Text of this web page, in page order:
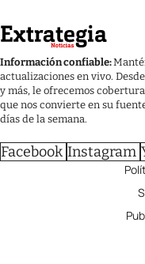
Información confiable:
actualizaciones en vivo.
y más, le ofrecemos
que nos convierte en su
días de la semana.
Facebook Instagram